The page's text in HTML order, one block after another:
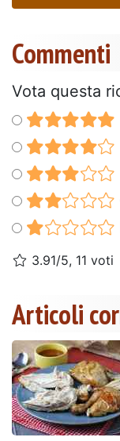
Commenti
Vota questa
3.91/5, 11 voti
Articoli